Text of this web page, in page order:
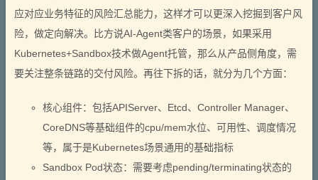
应对应业务特征的风险汇总能力，这样才可以更深入挖掘到客户风
险，做定向解决。比方说AI-Agent类客户的场景，如果采用
Kubernetes+Sandbox技术做Agent托管，那么从产品侧角度，需
要关注整条链路的交付风险。再往下拆的话，就分为几个方面：
核心组件：包括APIServer、Etcd、Controller Manager、
CoreDNS等基础组件的cpu/mem水位、可用性、调度情况
等，属于是Kubernetes场景通用的基础指标
Sandbox Pod状态：需要考虑pending/terminating状态的